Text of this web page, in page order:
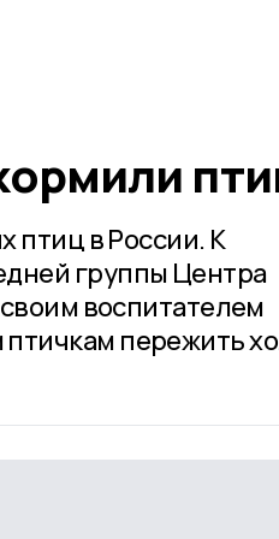
птиц в России. К
группы Центра
воспитателем
пережить